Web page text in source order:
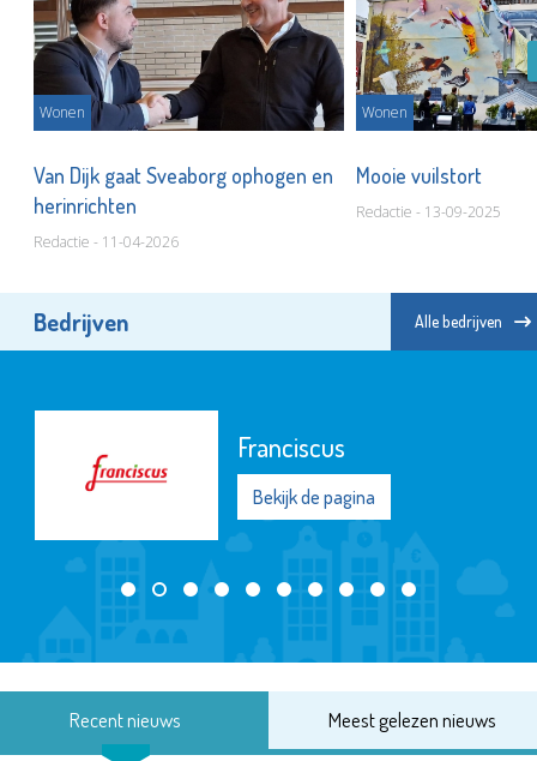
Wonen
Van Dijk gaat Sveaborg ophogen en
herinrichten
Redactie - 11-04-2026
Wonen
Mooie vuilstort
Redactie - 13-09-2025
Bedrijven Alle bedrijven
Franciscus
Bekijk de pagina
Recent nieuws Meest gelezen nieuws